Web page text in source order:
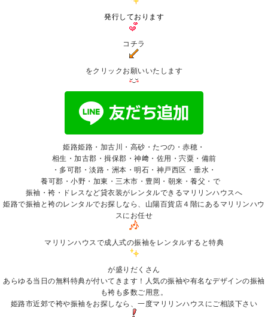
発行しております
コチラ
をクリックお願いいたします
姫路姫路・加古川・高砂・たつの・赤穂・
相生・加古郡・揖保郡・神﨑・佐用・宍粟・備前
・多可郡・淡路・洲本・明石・神戸西区・垂水・
養可郡・小野・加東・三木市・豊岡・朝来・養父・で゙
振袖 ・袴・ドレスなど貸衣装がレンタルできるマリリンハウスへ
姫路で振袖と袴のレンタルでお探しなら、山陽百貨店４階にあるマリリンハウ
スにお任せ
マリリンハウスで成人式の振袖をレンタルすると特典
が盛りだくさん
あらゆる当日の無料特典が付いてきます！人気の振袖や有名なデザインの振袖
も袴も多数ご用意。
姫路市近郊で袴や振袖をお探しなら、一度マリリンハウスにご相談下さい